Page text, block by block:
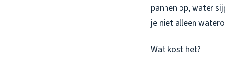
pannen op, water
je niet alleen
Wat kost het?